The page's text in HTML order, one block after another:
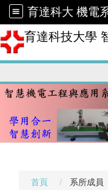
育達科大 機電
育達科技大學
首頁 系所成員